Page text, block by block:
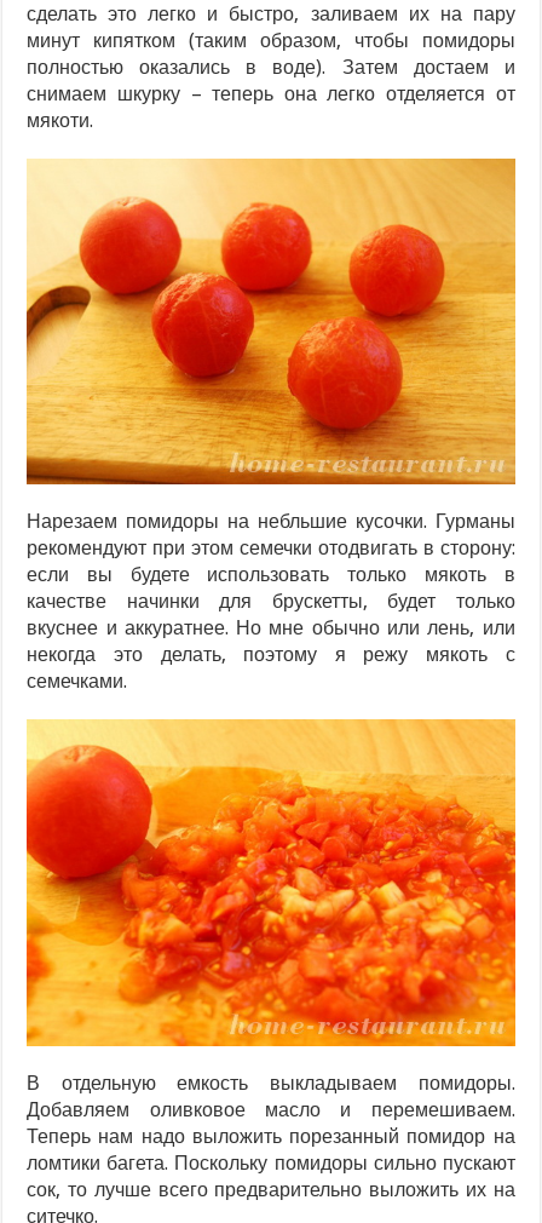
сделать это легко и быстро, заливаем их на пару
минут кипятком (таким образом, чтобы помидоры
полностью оказались в воде). Затем достаем и
снимаем шкурку – теперь она легко отделяется от
мякоти.
Нарезаем помидоры на небльшие кусочки. Гурманы
рекомендуют при этом семечки отодвигать в сторону:
если вы будете использовать только мякоть в
качестве начинки для брускетты, будет только
вкуснее и аккуратнее. Но мне обычно или лень, или
некогда это делать, поэтому я режу мякоть с
семечками.
В отдельную емкость выкладываем помидоры.
Добавляем оливковое масло и перемешиваем.
Теперь нам надо выложить порезанный помидор на
ломтики багета. Поскольку помидоры сильно пускают
сок, то лучше всего предварительно выложить их на
ситечко.